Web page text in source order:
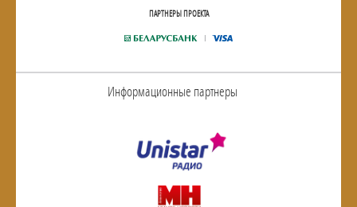
ПАРТНЕРЫ ПРОЕКТА
Информационные партнеры